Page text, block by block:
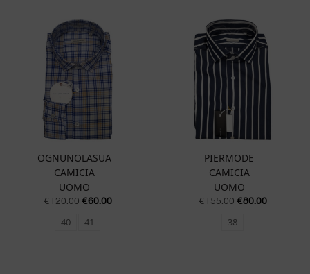
OGNUNOLASUA
CAMICIA
UOMO
€ 120.00 €60.00
40 41
PIERMODE
CAMICIA
UOMO
€ 155.00 €80.00
38